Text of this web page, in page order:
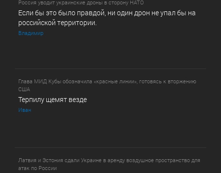
Россия уводит украинские дроны в сторону НАТО
Если бы это было правдой, ни один дрон не упал бы на
российской территории.
Владимир
Глава МИД Кубы обозначила «красные линии», готовясь к вторжению
США
Терпилу щемят везде
Иван
Латвия и Эстония сдали Украине в аренду воздушное пространство для
атак по России